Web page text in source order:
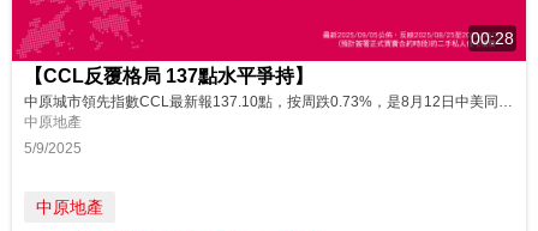
00:28
【CCL反覆格局 137點水平爭持】
中原城市領先指數CCL最新報137.10點，按周跌0.73%，是8月12日中美同意再延長徵關稅暫緩期90天，13日恒指重上25,000點以上收市當周市況。中美關係稍為緩和，股市造好，新盤銷售不俗，加上有銀行推按揭優惠，吸引部份買家入市平價優質筍盤。今周CCL雖回軟，但連續7周企穩137點以上爭持，最高138.84點，最低137.10點，近5周CCL持續一周升一周跌，交錯出現，樓價呈反覆格局，一手新...
中原地產
5/9/2025
中原地產